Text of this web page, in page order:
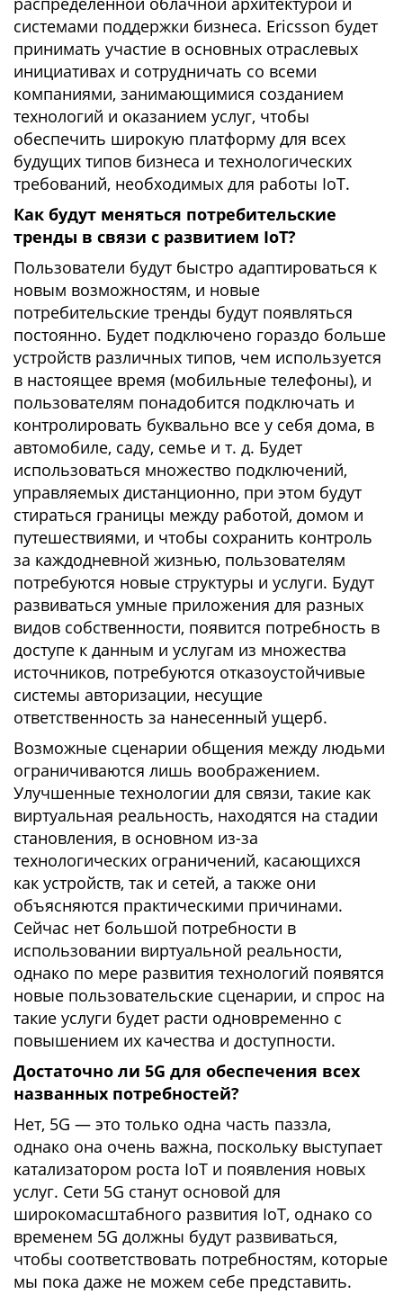
системами поддержки бизнеса. Ericsson будет
принимать участие в основных отраслевых
инициативах и сотрудничать со всеми
компаниями, занимающимися созданием
технологий и оказанием услуг, чтобы
обеспечить широкую платформу для всех
будущих типов бизнеса и технологических
требований, необходимых для работы IoT.
Как будут меняться потребительские
тренды в связи с развитием IoT?
Пользователи будут быстро адаптироваться к
новым возможностям, и новые
потребительские тренды будут появляться
постоянно. Будет подключено гораздо больше
устройств различных типов, чем используется
в настоящее время (мобильные телефоны), и
пользователям понадобится подключать и
контролировать буквально все у себя дома, в
автомобиле, саду, семье и т. д. Будет
использоваться множество подключений,
управляемых дистанционно, при этом будут
стираться границы между работой, домом и
путешествиями, и чтобы сохранить контроль
за каждодневной жизнью, пользователям
потребуются новые структуры и услуги. Будут
развиваться умные приложения для разных
видов собственности, появится потребность в
доступе к данным и услугам из множества
источников, потребуются отказоустойчивые
системы авторизации, несущие
ответственность за нанесенный ущерб.
Возможные сценарии общения между людьми
ограничиваются лишь воображением.
Улучшенные технологии для связи, такие как
виртуальная реальность, находятся на стадии
становления, в основном из-за
технологических ограничений, касающихся
как устройств, так и сетей, а также они
объясняются практическими причинами.
Сейчас нет большой потребности в
использовании виртуальной реальности,
однако по мере развития технологий появятся
новые пользовательские сценарии, и спрос на
такие услуги будет расти одновременно с
повышением их качества и доступности.
Достаточно ли 5G для обеспечения всех
названных потребностей?
Нет, 5G — это только одна часть паззла,
однако она очень важна, поскольку выступает
катализатором роста IoT и появления новых
услуг. Сети 5G станут основой для
широкомасштабного развития IoT, однако со
временем 5G должны будут развиваться,
чтобы соответствовать потребностям, которые
мы пока даже не можем себе представить.